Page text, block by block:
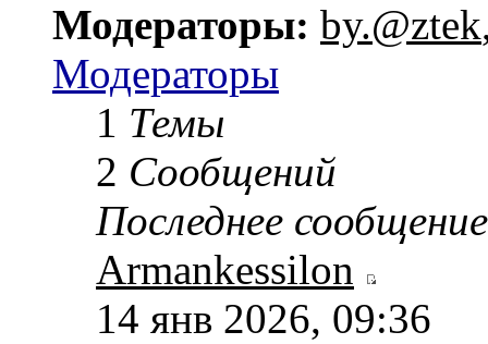
Модераторы: by.@ztek
Модераторы
1 Темы
2 Сообщений
Последнее сообщение
Armankessilon
14 янв 2026, 09:36